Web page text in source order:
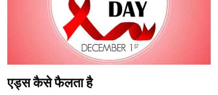
एड्स कैसे फैलता है